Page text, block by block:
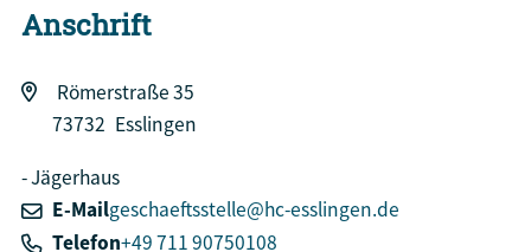
Anschrift
Jägerhaus
Römerstraße 35
73732 Esslingen
E-Mailgeschaeftsstelle@hc-esslingen.de
Telefon+49 711 90750108